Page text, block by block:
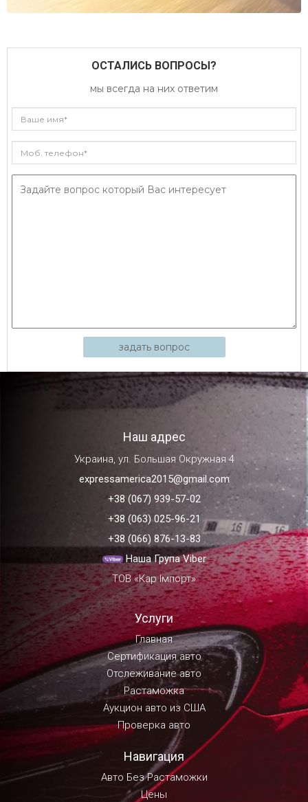
ОСТАЛИСЬ ВОПРОСЫ?
мы всегда на них ответим
задать вопрос
Наш адрес
Украина, ул. Большая Окружная 4
expressamerica2015@gmail.com
+38 (067) 939-57-02
+38 (063) 025-96-21
+38 (066) 876-13-83
Наша Група Viber
ТОВ «Кар Імпорт»
Услуги
Главная
Сертификация авто
Отслеживание авто
Растаможка
Аукцион авто из США
Проверка авто
Навигация
Авто Без Растаможки
Цены